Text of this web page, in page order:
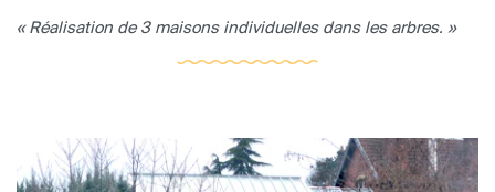
« Réalisation de 3 maisons individuelles dans les arbres. »